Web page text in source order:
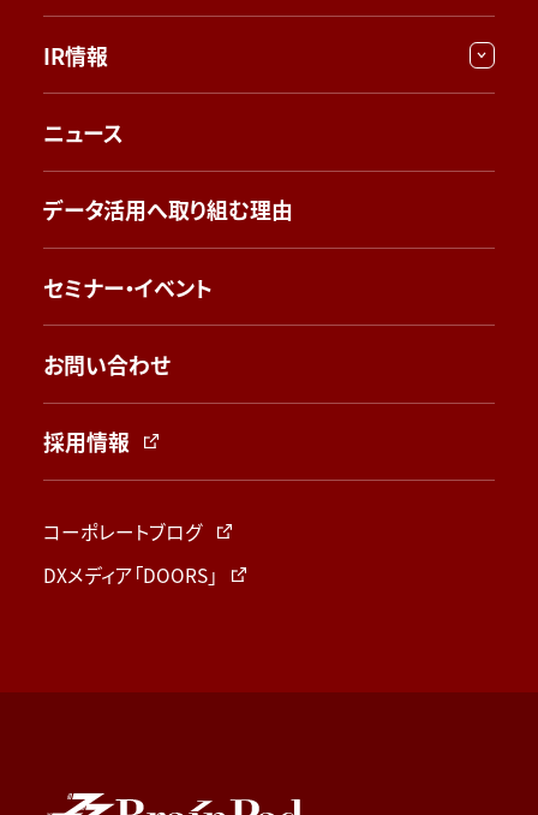
IR情報
ニュース
データ活用へ取り組む理由
セミナー・イベント
お問い合わせ
採用情報
コーポレートブログ
DXメディア「DOORS」